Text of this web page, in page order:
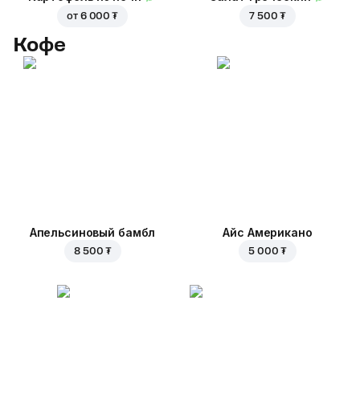
от 6 000 ₮ 7 500 ₮
Кофе
Апельсиновый бамбл
8 500 ₮
Айс Американо
5 000 ₮